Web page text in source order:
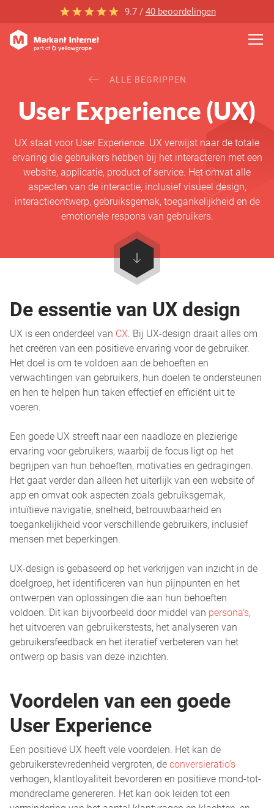
9.7 / 40 beoordelingen
ALLE BEGRIPPEN
User Experience (UX)
UX staat voor User Experience. UX verwijst naar de totale
ervaring die gebruikers hebben bij het interacteren met een
website, applicatie, product of service. Het omvat alle
aspecten van de interactie, inclusief visueel design,
interactieontwerp, gebruiksgemak, toegankelijkheid en de
emotionele respons van gebruikers.
De essentie van UX design
UX is een onderdeel van CX. Bij UX-design draait alles om
het creëren van een positieve ervaring voor de gebruiker.
Het doel is om te voldoen aan de behoeften en
verwachtingen van gebruikers, hun doelen te ondersteunen
en hen te helpen hun taken effectief en efficiënt uit te
voeren.
Een goede UX streeft naar een naadloze en plezierige
ervaring voor gebruikers, waarbij de focus ligt op het
begrijpen van hun behoeften, motivaties en gedragingen.
Het gaat verder dan alleen het uiterlijk van een website of
app en omvat ook aspecten zoals gebruiksgemak,
intuïtieve navigatie, snelheid, betrouwbaarheid en
toegankelijkheid voor verschillende gebruikers, inclusief
mensen met beperkingen.
UX-design is gebaseerd op het verkrijgen van inzicht in de
doelgroep, het identificeren van hun pijnpunten en het
ontwerpen van oplossingen die aan hun behoeften
voldoen. Dit kan bijvoorbeeld door middel van persona’s,
het uitvoeren van gebruikerstests, het analyseren van
gebruikersfeedback en het iteratief verbeteren van het
ontwerp op basis van deze inzichten.
Voordelen van een goede
User Experience
Een positieve UX heeft vele voordelen. Het kan de
gebruikerstevredenheid vergroten, de conversieratio’s
verhogen, klantloyaliteit bevorderen en positieve mond-tot-
mondreclame genereren. Het kan ook leiden tot een